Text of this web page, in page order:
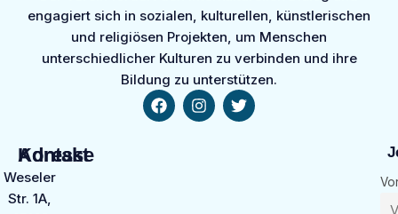
engagiert sich in sozialen, kulturellen, künstlerischen
und religiösen Projekten, um Menschen
unterschiedlicher Kulturen zu verbinden und ihre
Bildung zu unterstützen.
Kontakt
Weseler
Str. 1A,
Adresse